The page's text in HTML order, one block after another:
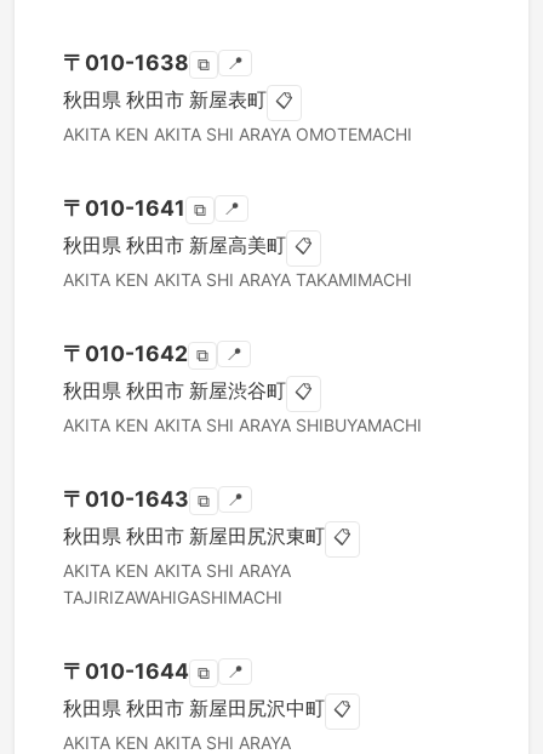
〒 010-1638 ⧉ 📍
秋田県 秋田市 新屋表町 📋
AKITA KEN AKITA SHI ARAYA OMOTEMACHI
〒 010-1641 ⧉ 📍
秋田県 秋田市 新屋高美町 📋
AKITA KEN AKITA SHI ARAYA TAKAMIMACHI
〒 010-1642 ⧉ 📍
秋田県 秋田市 新屋渋谷町 📋
AKITA KEN AKITA SHI ARAYA SHIBUYAMACHI
〒 010-1643 ⧉ 📍
秋田県 秋田市 新屋田尻沢東町 📋
AKITA KEN AKITA SHI ARAYA
TAJIRIZAWAHIGASHIMACHI
〒 010-1644 ⧉ 📍
秋田県 秋田市 新屋田尻沢中町 📋
AKITA KEN AKITA SHI ARAYA